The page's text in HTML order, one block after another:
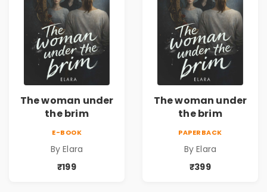
The woman under
the brim
E-BOOK
By Elara
₹199
The woman under
the brim
PAPERBACK
By Elara
₹399